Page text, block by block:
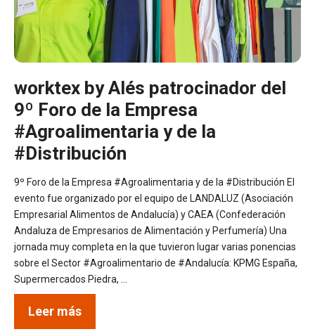
worktex by Alés patrocinador del
9º Foro de la Empresa
#Agroalimentaria y de la
#Distribución
9º Foro de la Empresa #Agroalimentaria y de la #Distribución El
evento fue organizado por el equipo de LANDALUZ (Asociación
Empresarial Alimentos de Andalucía) y CAEA (Confederación
Andaluza de Empresarios de Alimentación y Perfumería) Una
jornada muy completa en la que tuvieron lugar varias ponencias
sobre el Sector #Agroalimentario de #Andalucía: KPMG España,
Supermercados Piedra, …
Leer más